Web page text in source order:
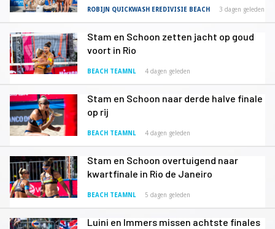
ROBIJN QUICKWASH EREDIVISIE BEACH 3 dagen geleden
Stam en Schoon zetten jacht op goud
voort in Rio
BEACH TEAMNL 4 dagen geleden
Stam en Schoon naar derde halve finale
op rij
BEACH TEAMNL 4 dagen geleden
Stam en Schoon overtuigend naar
kwartfinale in Rio de Janeiro
BEACH TEAMNL 5 dagen geleden
Luini en Immers missen achtste finales